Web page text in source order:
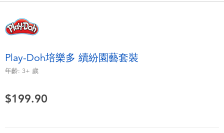
毛毛公仔玩具
夏日用品
Play-Doh培樂多 續紛園藝套裝
年齡: 3+ 歲
$199.90